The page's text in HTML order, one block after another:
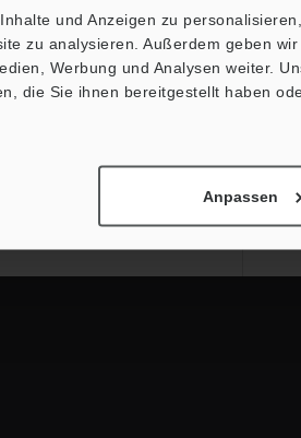
und Anzeigen zu
zu analysieren. Außerdem geben
Werbung und Analysen weiter.
die Sie ihnen bereitgestellt haben
Anpassen